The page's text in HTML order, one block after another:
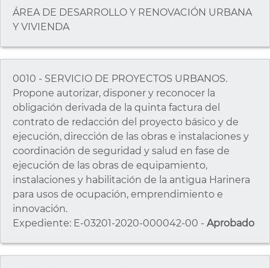
ÁREA DE DESARROLLO Y RENOVACIÓN URBANA
Y VIVIENDA
0010 - SERVICIO DE PROYECTOS URBANOS.
Propone autorizar, disponer y reconocer la
obligación derivada de la quinta factura del
contrato de redacción del proyecto básico y de
ejecución, dirección de las obras e instalaciones y
coordinación de seguridad y salud en fase de
ejecución de las obras de equipamiento,
instalaciones y habilitación de la antigua Harinera
para usos de ocupación, emprendimiento e
innovación.
Expediente: E-03201-2020-000042-00 - Aprobado